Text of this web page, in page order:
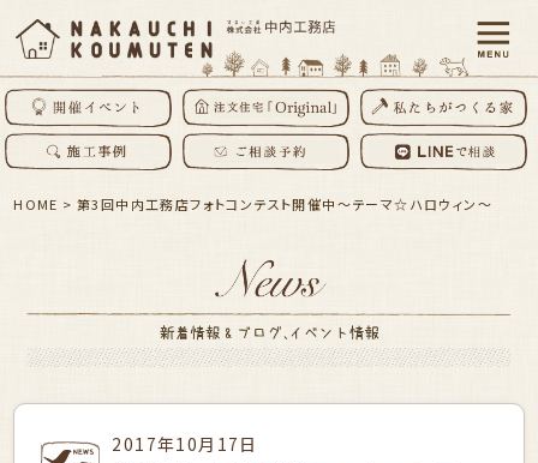
HOME >第3回中内工務店フォトコンテスト開催中～テーマ☆ハロウィン～
2017年10月17日